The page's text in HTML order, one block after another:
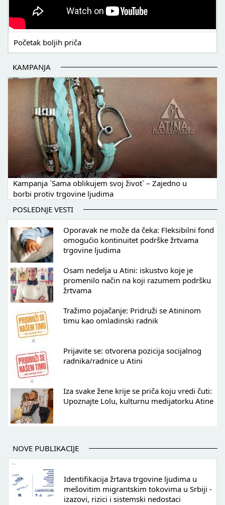
Početak boljih priča
KAMPANJA
Kampanja `Sama oblikujem svoj život` – Zajedno u
borbi protiv trgovine ljudima
POSLEDNJE VESTI
Oporavak ne može da čeka: Fleksibilni fond
omogućio kontinuitet podrške žrtvama
trgovine ljudima
Osam nedelja u Atini: iskustvo koje je
promenilo način na koji razumem podršku
žrtvama
Tražimo pojačanje: Pridruži se Atininom
timu kao omladinski radnik
Prijavite se: otvorena pozicija socijalnog
radnika/radnice u Atini
Iza svake žene krije se priča koju vredi čuti:
Upoznajte Lolu, kulturnu medijatorku Atine
NOVE PUBLIKACIJE
Identifikacija žrtava trgovine ljudima u
mešovitim migrantskim tokovima u Srbiji -
izazovi, rizici i sistemski nedostaci